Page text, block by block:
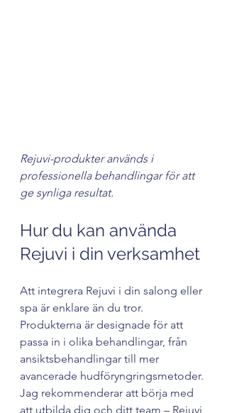
Rejuvi-produkter används i
professionella behandlingar för att
ge synliga resultat.
Hur du kan använda
Rejuvi i din verksamhet
Att integrera Rejuvi i din salong eller
spa är enklare än du tror.
Produkterna är designade för att
passa in i olika behandlingar, från
ansiktsbehandlingar till mer
avancerade hudföryngringsmetoder.
Jag rekommenderar att börja med
att utbilda dig och ditt team – Rejuvi